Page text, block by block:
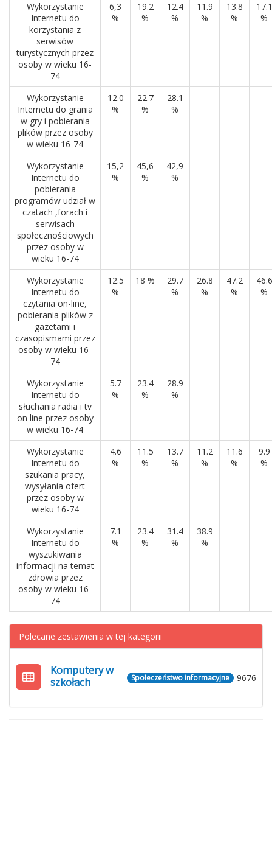
Wykorzystanie
Internetu do
korzystania z
serwisów
turystycznych przez
osoby w wieku 16-
74
6,3
%
19.2
%
12.4
%
11.9
%
13.8
%
17.1
%
Wykorzystanie
Internetu do grania
w gry i pobierania
plików przez osoby
w wieku 16-74
12.0
%
22.7
%
28.1
%
Wykorzystanie
Internetu do
pobierania
programów udział w
czatach ,forach i
serwisach
społecznościowych
przez osoby w
wieku 16-74
15,2
%
45,6
%
42,9
%
Wykorzystanie
Internetu do
czytania on-line,
pobierania plików z
gazetami i
czasopismami przez
osoby w wieku 16-
74
12.5
%
18 %
29.7
%
26.8
%
47.2
%
46.6
%
Wykorzystanie
Internetu do
słuchania radia i tv
on line przez osoby
w wieku 16-74
5.7
%
23.4
%
28.9
%
Wykorzystanie
Internetu do
szukania pracy,
wysyłania ofert
przez osoby w
wieku 16-74
4.6
%
11.5
%
13.7
%
11.2
%
11.6
%
9.9
%
Wykorzystanie
Internetu do
wyszukiwania
informacji na temat
zdrowia przez
osoby w wieku 16-
74
7.1
%
23.4
%
31.4
%
38.9
%
Polecane zestawienia w tej kategorii
9676
Społeczeństwo informacyjne
Komputery w
szkołach